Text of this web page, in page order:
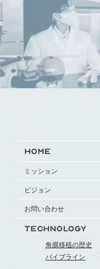
HOME
ミッション
ビジョン
お問い合わせ
TECHNOLOGY
角膜移植の歴史
パイプライン